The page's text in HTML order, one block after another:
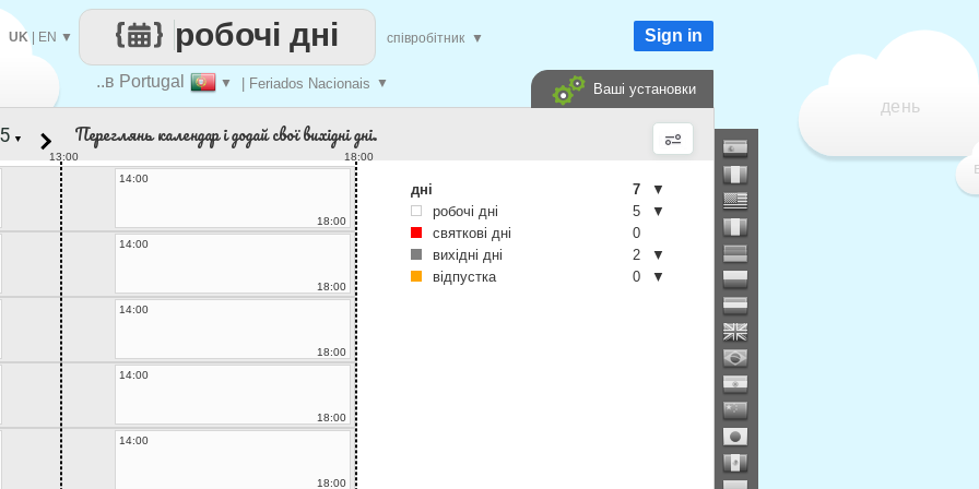
день
..в Portugal ▼ | Feriados Nacionais ▼
робочі дні
UK| EN ▼ співробітник ▼ Sign in
Ваші установки
▼ Переглянь календар і додай свої вихідні дні.
13:00 18:00
14:00
18:00
14:00
18:00
14:00
18:00
14:00
18:00
14:00
18:00
дні 7
▼
робочі дні
5
▼
святкові дні
0
вихідні дні
2
▼
відпустка
0 ▼